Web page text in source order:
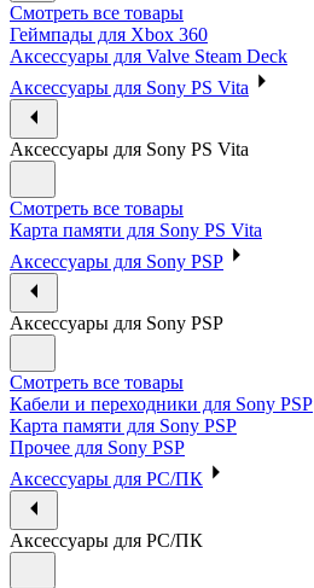
Смотреть все товары
Геймпады для Xbox 360
Аксессуары для Valve Steam Deck
Аксессуары для Sony PS Vita
Аксессуары для Sony PS Vita
Смотреть все товары
Карта памяти для Sony PS Vita
Аксессуары для Sony PSP
Аксессуары для Sony PSP
Смотреть все товары
Кабели и переходники для Sony PSP
Карта памяти для Sony PSP
Прочее для Sony PSP
Аксессуары для PC/ПК
Аксессуары для PC/ПК